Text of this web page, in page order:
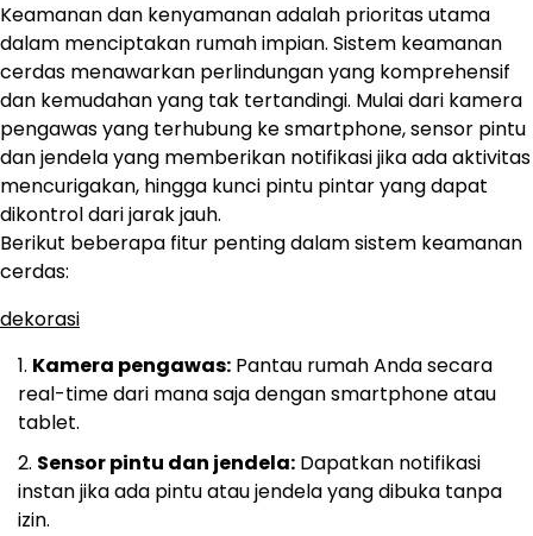
Keamanan dan kenyamanan adalah prioritas utama
dalam menciptakan rumah impian. Sistem keamanan
cerdas menawarkan perlindungan yang komprehensif
dan kemudahan yang tak tertandingi. Mulai dari kamera
pengawas yang terhubung ke smartphone, sensor pintu
dan jendela yang memberikan notifikasi jika ada aktivitas
mencurigakan, hingga kunci pintu pintar yang dapat
dikontrol dari jarak jauh.
Berikut beberapa fitur penting dalam sistem keamanan
cerdas:
dekorasi
Kamera pengawas: Pantau rumah Anda secara
real-time dari mana saja dengan smartphone atau
tablet.
Sensor pintu dan jendela: Dapatkan notifikasi
instan jika ada pintu atau jendela yang dibuka tanpa
izin.